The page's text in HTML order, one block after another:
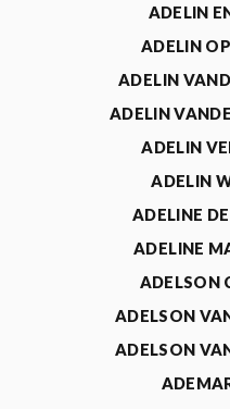
ADELIN
ADELIN
ADELIN
ADELIN
ADELIN
ADELIN
ADELINE
ADELINE
ADELSON
ADELSON
ADELSON